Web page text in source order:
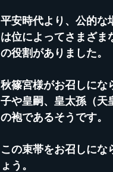
平安時代より、公的な
は位によってさまざま
の役割がありました。
秋篠宮様がお召しにな
子や皇嗣、皇太孫（天
の袍であるそうです。
この束帯をお召しにな
ょう。